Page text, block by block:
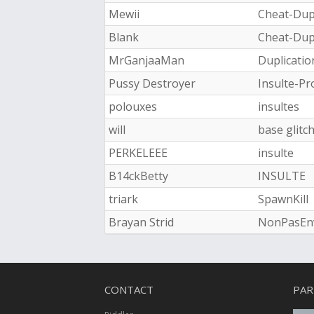
Mewii
Cheat-
Blank
Cheat-
MrGanjaaMan
Pussy Destroyer
Insulte-
polouxes
insultes
will
base
PERKELEEE
insulte
B14ckBetty
INSULTE
triark
SpawnKill
Brayan Strid
CONTACT